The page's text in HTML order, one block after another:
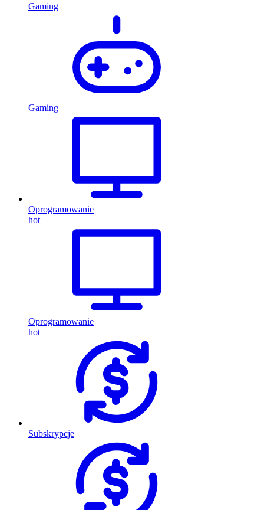
Gaming
Gaming
Oprogramowanie
hot
Oprogramowanie
hot
Subskrypcje